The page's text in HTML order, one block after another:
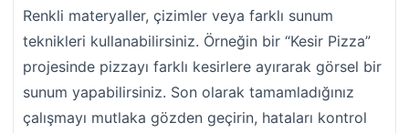
Renkli materyaller, çizimler veya farklı sunum
teknikleri kullanabilirsiniz. Örneğin bir “Kesir Pizza”
projesinde pizzayı farklı kesirlere ayırarak görsel bir
sunum yapabilirsiniz. Son olarak tamamladığınız
çalışmayı mutlaka gözden geçirin, hataları kontrol